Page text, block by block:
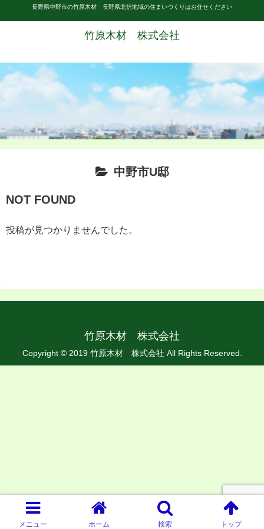
長野県中野市の竹原木材 長野県北信地域の住まいづくりはお任せください
竹原木材 株式会社
中野市U邸
NOT FOUND
投稿が見つかりませんでした。
竹原木材 株式会社
Copyright © 2019 竹原木材 株式会社 All Rights Reserved.
メニュー ホーム 検索 トップ